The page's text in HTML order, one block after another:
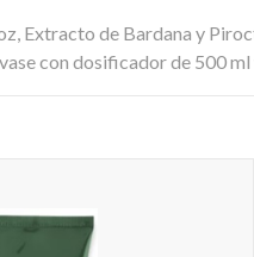
Extracto de Bardana y
con dosificador de 500 ml